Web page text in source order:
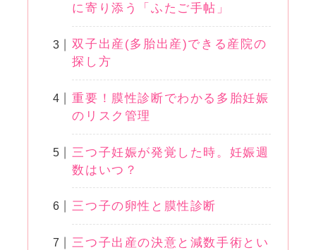
に寄り添う「ふたご手帖」
双子出産(多胎出産)できる産院の
探し方
重要！膜性診断でわかる多胎妊娠
のリスク管理
三つ子妊娠が発覚した時。妊娠週
数はいつ？
三つ子の卵性と膜性診断
三つ子出産の決意と減数手術とい